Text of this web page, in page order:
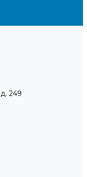
249